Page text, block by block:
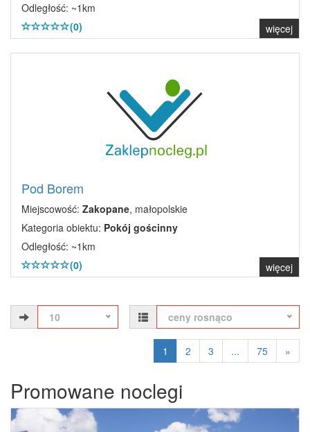
Odległość: ~1km
(0)
więcej
Pod Borem
Miejscowość: Zakopane, małopolskie
Kategoria obiektu: Pokój gościnny
Odległość: ~1km
(0)
więcej
10 ceny rosnąco
1 2 3 ... 75 »
Promowane noclegi
Previous Next